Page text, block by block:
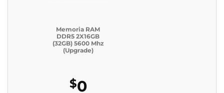
Memoria RAM
DDR5 2X16GB
(32GB) 5600 Mhz
(Upgrade)
$0